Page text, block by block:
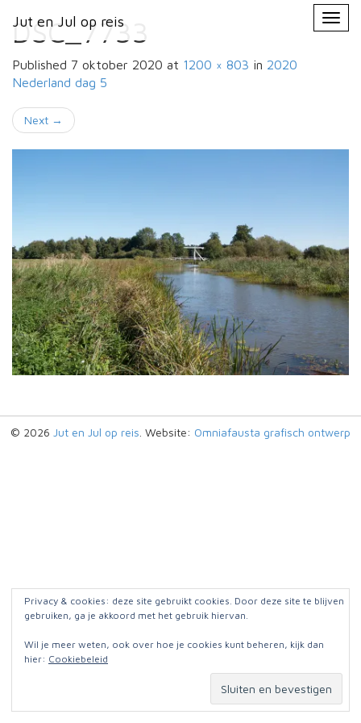
Jut en Jul op reis
Primary
Menu
Jut en Jul op reis
DSC_7733
Published 7 oktober 2020 at 1200 × 803 in 2020
Nederland dag 5
Next →
© 2026 Jut en Jul op reis . Website: Omniafausta grafisch ontwerp
Privacy & cookies: deze site gebruikt cookies. Door deze site te blijven
gebruiken, ga je akkoord met het gebruik hiervan.
Wil je meer weten, ook over hoe je cookies kunt beheren, kijk dan
hier: Cookiebeleid